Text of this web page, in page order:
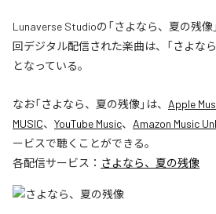
Lunaverse Studioの「さよなら、夏の残
回デジタル配信された楽曲は、「さよな
となっている。
なお「さよなら、夏の残像」は、 Apple
MUSIC、 YouTube Music、 Amazon Music
ービスで聴くことができる。
各配信サービス： さよなら、夏の残像